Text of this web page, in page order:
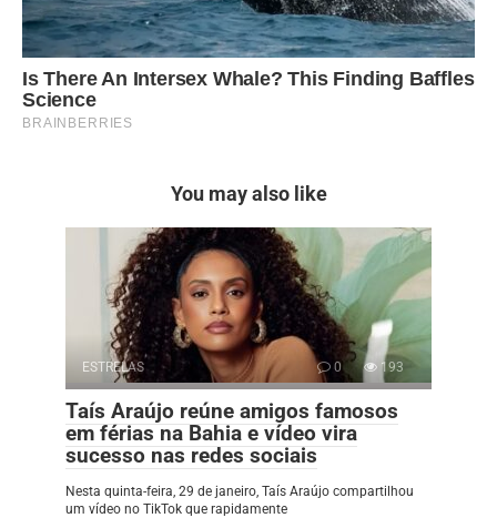
You may also like
ESTRELAS 0 193
Taís Araújo reúne amigos famosos
em férias na Bahia e vídeo vira
sucesso nas redes sociais
Nesta quinta-feira, 29 de janeiro, Taís Araújo compartilhou
um vídeo no TikTok que rapidamente